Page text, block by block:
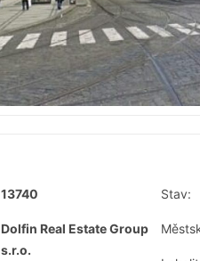
13740 Stav:
Dolfin Real Estate Group
s.r.o.